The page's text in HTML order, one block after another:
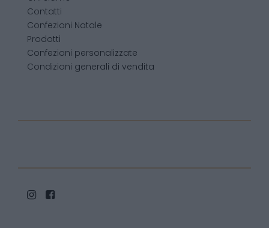
Contatti
Confezioni Natale
Prodotti
Confezioni personalizzate
Condizioni generali di vendita